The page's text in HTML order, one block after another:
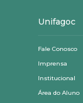
Unifagoc
Fale Conosco
Imprensa
Institucional
Área do Aluno